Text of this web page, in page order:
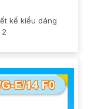
kế kiểu dáng